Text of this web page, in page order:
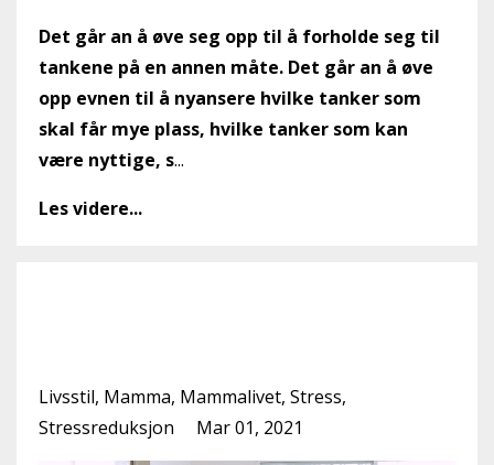
Det går an å øve seg opp til å forholde seg til
tankene på en annen måte. Det går an å øve
opp evnen til å nyansere hvilke tanker som
skal får mye plass, hvilke tanker som kan
være nyttige, s...
Les videre...
Livsstil Mamma Mammalivet Stress
Stressreduksjon
Mar 01, 2021